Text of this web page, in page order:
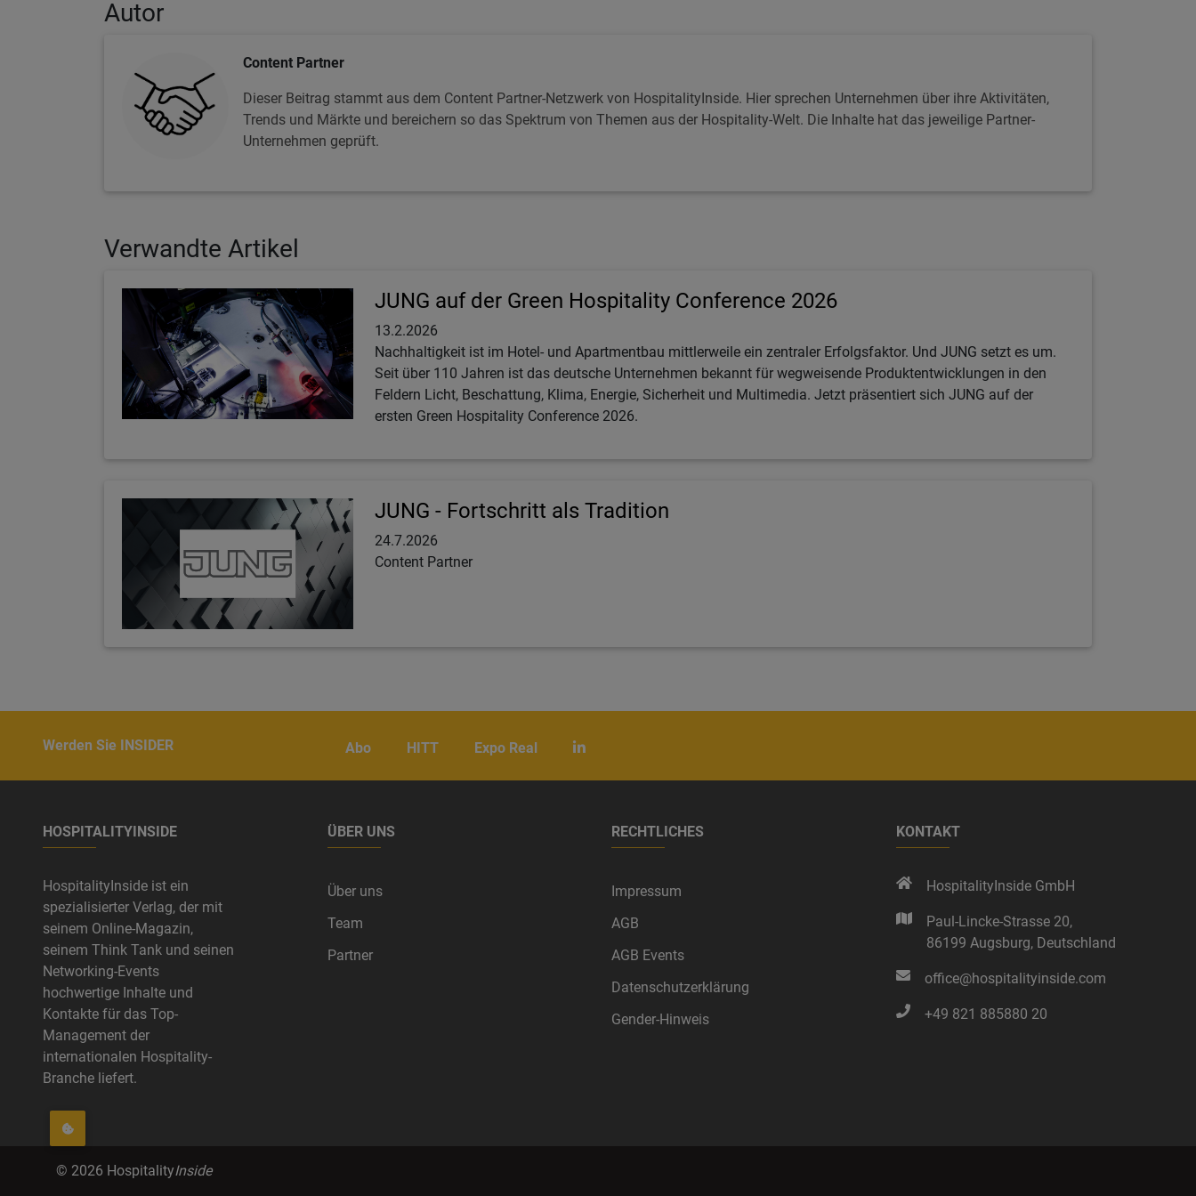
Autor
Content Partner
Dieser Beitrag stammt aus dem Content Partner-Netzwerk von HospitalityInside. Hier sprechen Unternehmen über ihre Aktivitäten,
Trends und Märkte und bereichern so das Spektrum von Themen aus der Hospitality-Welt. Die Inhalte hat das jeweilige Partner-
Unternehmen geprüft.
Verwandte Artikel
JUNG auf der Green Hospitality Conference 2026
13.2.2026
Nachhaltigkeit ist im Hotel- und Apartmentbau mittlerweile ein zentraler Erfolgsfaktor. Und JUNG setzt es um.
Seit über 110 Jahren ist das deutsche Unternehmen bekannt für wegweisende Produktentwicklungen in den
Feldern Licht, Beschattung, Klima, Energie, Sicherheit und Multimedia. Jetzt präsentiert sich JUNG auf der
ersten Green Hospitality Conference 2026.
JUNG - Fortschritt als Tradition
24.7.2026
Content Partner
Werden Sie INSIDER Abo HITT Expo Real
HOSPITALITYINSIDE
HospitalityInside ist ein
spezialisierter Verlag, der mit
seinem Online-Magazin,
seinem Think Tank und seinen
Networking-Events
hochwertige Inhalte und
Kontakte für das Top-
Management der
internationalen Hospitality-
Branche liefert.
ÜBER UNS
Über uns
Team
Partner
RECHTLICHES
Impressum
AGB
AGB Events
Datenschutzerklärung
Gender-Hinweis
KONTAKT
HospitalityInside GmbH
Paul-Lincke-Strasse 20,
86199 Augsburg, Deutschland
office@hospitalityinside.com
+49 821 885880 20
© 2026 HospitalityInside